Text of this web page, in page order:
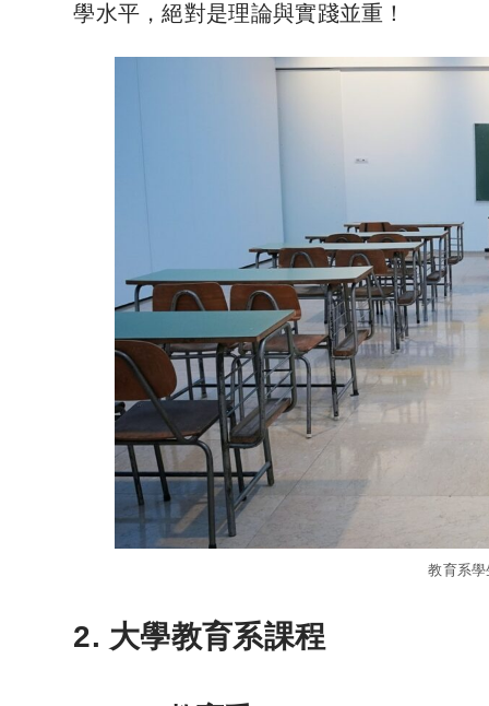
學水平，絕對是理論與實踐並重！
教育系
2. 大學教育系課程